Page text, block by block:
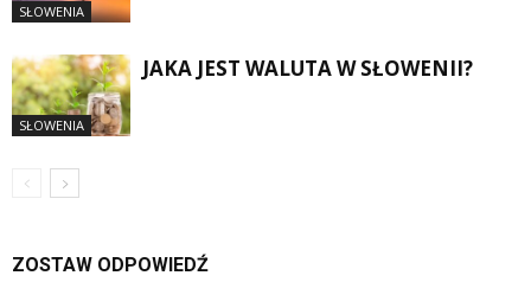
SŁOWENIA
SŁOWENIA
JAKA JEST WALUTA W SŁOWENII?
ZOSTAW ODPOWIEDŹ